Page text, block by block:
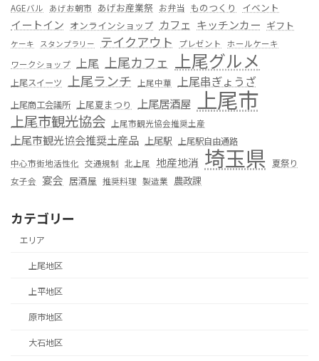
AGEバル あげお朝市 あげお産業祭 お弁当 ものつくり イベント
イートイン オンラインショップ カフェ キッチンカー ギフト
ケーキ スタンプラリー テイクアウト プレゼント
ホールケーキ
ワークショップ 上尾 上尾カフェ 上尾グルメ
上尾スイーツ 上尾ランチ 上尾中華 上尾串ぎょうざ
上尾商工会議所 上尾夏まつり 上尾居酒屋 上尾市
上尾市観光協会 上尾市観光協会推奨土産
上尾市観光協会推奨土産品 上尾駅 上尾駅自由通路
中心市街地活性化 交通規制 北上尾 地産地消 埼玉県 夏祭り
女子会 宴会 居酒屋 推奨料理 製造業 農政課
カテゴリー
エリア
上尾地区
上平地区
原市地区
大石地区